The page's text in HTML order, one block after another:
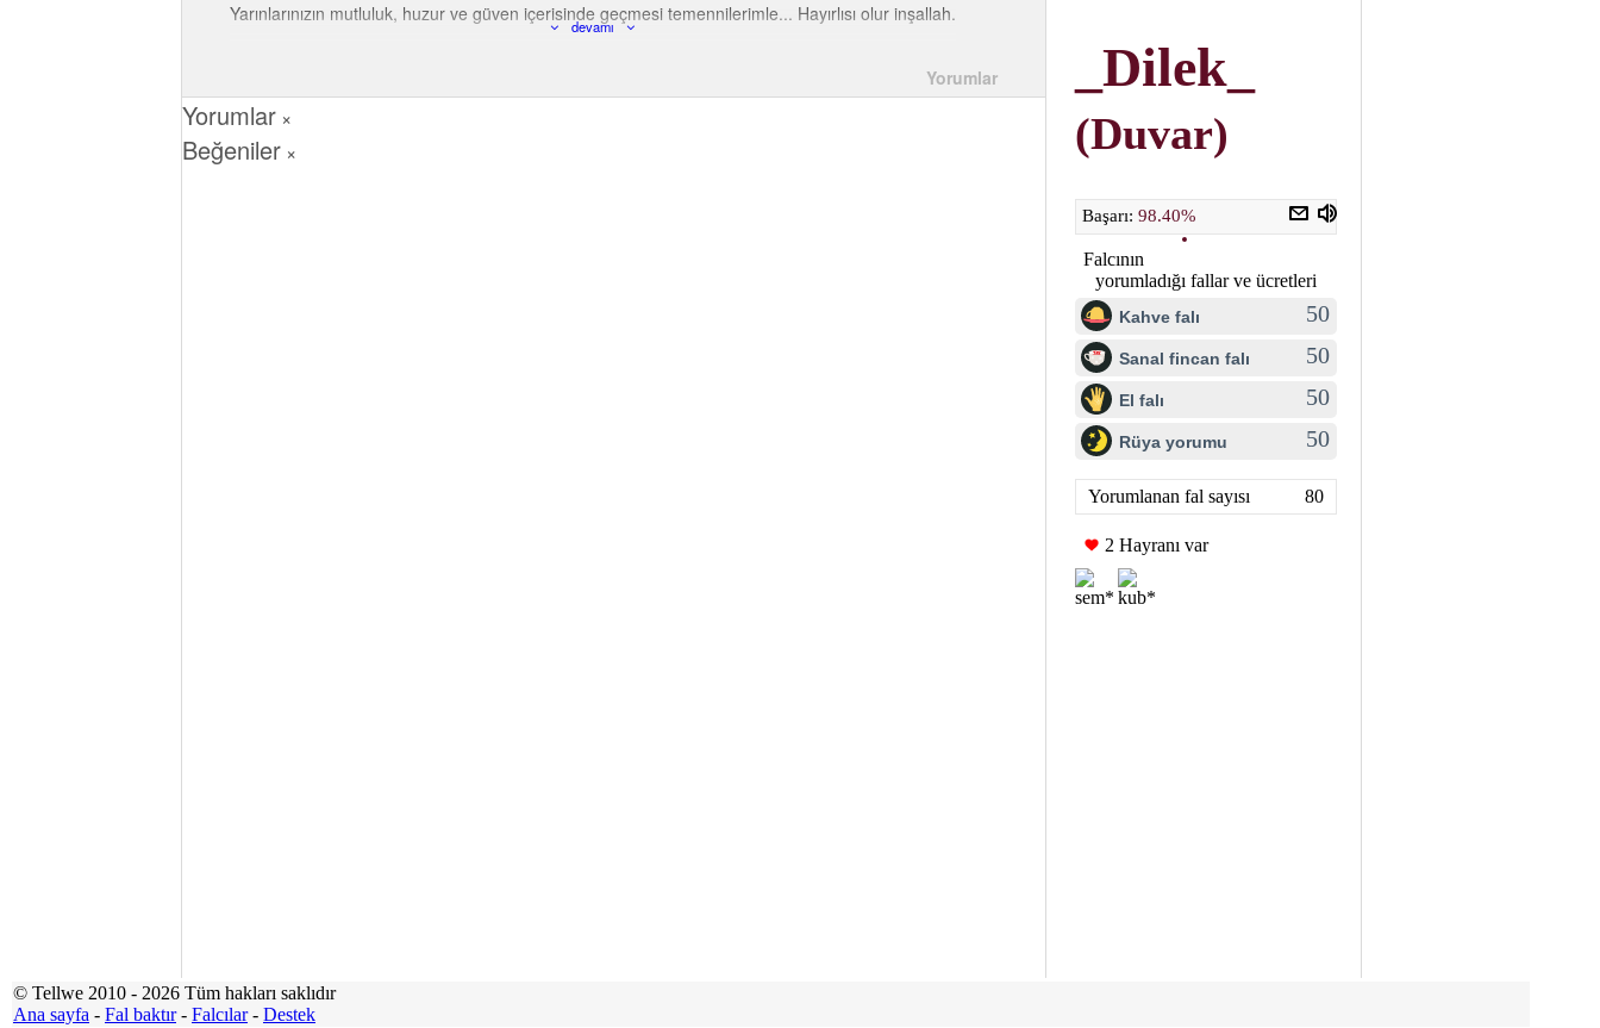
_Dilek_
(Duvar)
Başarı: 98.40%
Falcının
yorumladığı fallar ve ücretleri
Kahve falı 50
Sanal fincan falı 50
El falı 50
Rüya yorumu 50
Yorumlanan fal sayısı 80
2 Hayranı var
Yarınlarınızın mutluluk, huzur ve güven içerisinde geçmesi temennilerimle... Hayırlısı olur inşallah.
devamı
Yorumlar
Yorumlar ×
Beğeniler ×
© Tellwe 2010 - 2026 Tüm hakları saklıdır
Ana sayfa - Fal baktır- Falcılar- Destek